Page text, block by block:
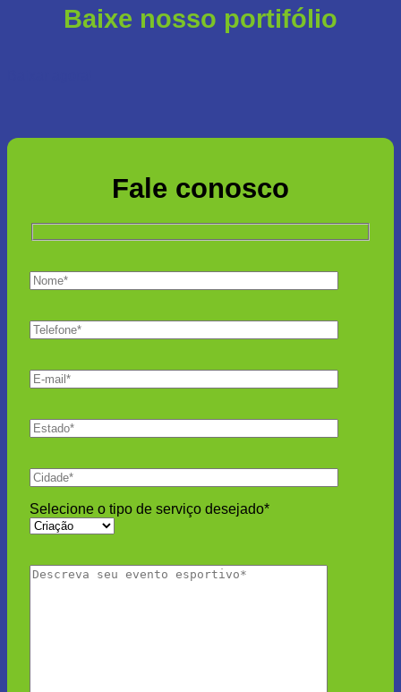
Baixe nosso portifólio
Fale conosco
Selecione o tipo de serviço desejado*